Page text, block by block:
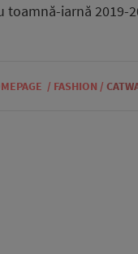
toamnă-iarnă 2019-
/ FASHION /